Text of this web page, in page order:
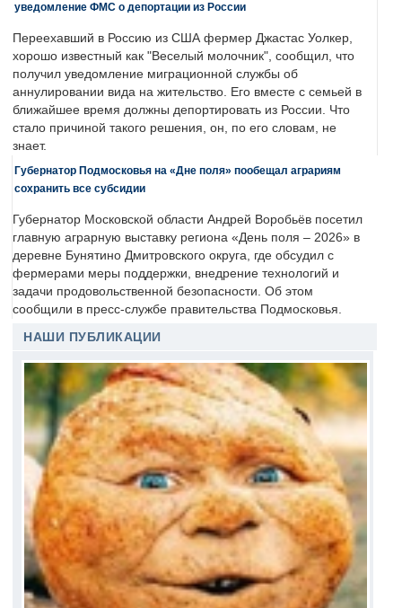
уведомление ФМС о депортации из России
Переехавший в Россию из США фермер Джастас Уолкер,
хорошо известный как "Веселый молочник", сообщил, что
получил уведомление миграционной службы об
аннулировании вида на жительство. Его вместе с семьей в
ближайшее время должны депортировать из России. Что
стало причиной такого решения, он, по его словам, не
знает.
Губернатор Подмосковья на «Дне поля» пообещал аграриям
сохранить все субсидии
Губернатор Московской области Андрей Воробьёв посетил
главную аграрную выставку региона «День поля – 2026» в
деревне Бунятино Дмитровского округа, где обсудил с
фермерами меры поддержки, внедрение технологий и
задачи продовольственной безопасности. Об этом
сообщили в пресс-службе правительства Подмосковья.
НАШИ ПУБЛИКАЦИИ